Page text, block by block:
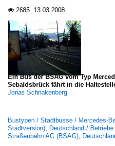
 2685. 13.03.2008
Ein Bus der BSAG vom Typ
Sebaldsbrück fährt in die
Jonas Schnakenberg
Bustypen / Stadtbusse / Mercedes-
Stadtversion), Deutschland /
Straßenbahn AG (BSAG),